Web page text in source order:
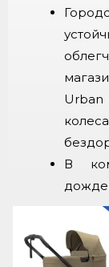
В